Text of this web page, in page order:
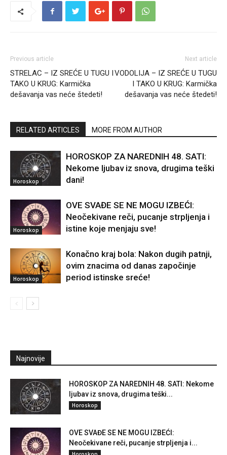
Previous article
STRELAC – IZ SREĆE U TUGU I
TAKO U KRUG: Karmička
dešavanja vas neće štedeti!
Next article
VODOLIJA – IZ SREĆE U TUGU
I TAKO U KRUG: Karmička
dešavanja vas neće štedeti!
RELATED ARTICLES MORE FROM AUTHOR
Horoskop
HOROSKOP ZA NAREDNIH 48. SATI:
Nekome ljubav iz snova, drugima teški
dani!
Horoskop
OVE SVAĐE SE NE MOGU IZBEĆI:
Neočekivane reči, pucanje strpljenja i
istine koje menjaju sve!
Horoskop
Konačno kraj bola: Nakon dugih patnji,
ovim znacima od danas započinje
period istinske sreće!
Najnovije
HOROSKOP ZA NAREDNIH 48. SATI: Nekome
ljubav iz snova, drugima teški...
Horoskop
OVE SVAĐE SE NE MOGU IZBEĆI:
Neočekivane reči, pucanje strpljenja i...